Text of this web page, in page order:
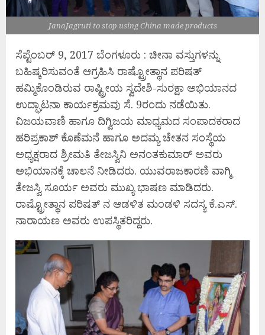
JanaJagruti to stop using China made products
ಸೆಪ್ಟೆಂಬರ್ 9, 2017 ಬೆಂಗಳೂರು : ಚೀನಾ ವಸ್ತುಗಳನ್ನು
ಬಹಿಷ್ಕರಿಸುವಂತೆ ಆಗ್ರಹಿಸಿ ರಾಷ್ಟ್ರೋತ್ಥಾನ ಪರಿಷತ್
ಹಮ್ಮಿಕೊಂಡಿರುವ ರಾಷ್ಟ್ರೀಯ ಸ್ವದೇಶಿ-ಸುರಕ್ಷಾ ಅಭಿಯಾನದ
ಉದ್ಘಾಟನಾ ಕಾರ್ಯಕ್ರಮವು ಸೆ. 9ರಂದು ನಡೆಯಿತು.
ವಿಜಯವಾಣಿ ಹಾಗೂ ದಿಗ್ವಿಜಯ ಮಾಧ್ಯಮದ ಸಂಪಾದಕರಾದ
ಹರಿಪ್ರಕಾಶ್ ಕೊಣೆಮನೆ ಹಾಗೂ ಅದಮ್ಯ ಚೇತನ ಸಂಸ್ಥೆಯ
ಅಧ್ಯಕ್ಷರಾದ ಶ್ರೀಮತಿ ತೇಜಸ್ವಿನಿ ಅನಂತಕುಮಾರ್ ಅವರು
ಅಭಿಯಾನಕ್ಕೆ ಚಾಲನೆ ನೀಡಿದರು. ಯುವರಾಜಕಾರಣಿ ವಾಗ್ಮಿ
ತೇಜಸ್ವಿ ಸೂರ್ಯ ಅವರು ಮುಖ್ಯ ಭಾಷಣ ಮಾಡಿದರು.
ರಾಷ್ಟ್ರೋತ್ಥಾನ ಪರಿಷತ್ ನ ಆಡಳಿತ ಮಂಡಳಿ ಸದಸ್ಯ ಕೆ.ಎಸ್.
ನಾರಾಯಣ ಅವರು ಉಪಸ್ಥಿತರಿದ್ದರು.